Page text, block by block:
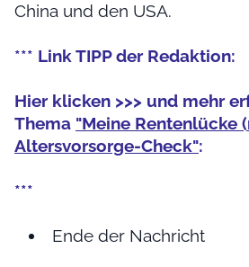
China und den USA.
*** Link TIPP der Redaktion:
Hier klicken >>> und mehr
Thema "Meine Rentenlücke
Altersvorsorge-Check":
***
Ende der Nachricht